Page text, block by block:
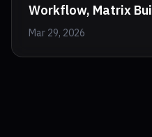
Workflow, Matrix
Mar 29, 2026